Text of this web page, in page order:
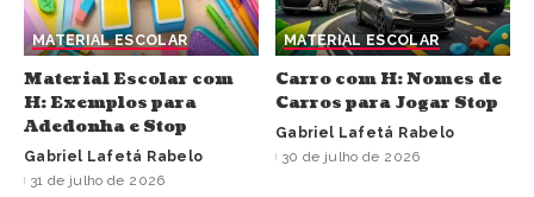
MATERIAL ESCOLAR
Material Escolar com
H: Exemplos para
Adedonha e Stop
Gabriel Lafetá Rabelo
31 de julho de 2026
MATERIAL ESCOLAR
Carro com H: Nomes de
Carros para Jogar Stop
Gabriel Lafetá Rabelo
30 de julho de 2026